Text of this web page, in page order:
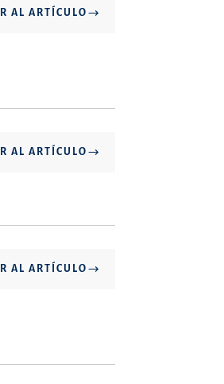
IR AL ARTÍCULO
IR AL ARTÍCULO
IR AL ARTÍCULO